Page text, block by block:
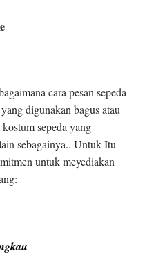
cara pesan sepeda
digunakan bagus atau
sepeda yang
sebagainya.. Untuk Itu
untuk meyediakan